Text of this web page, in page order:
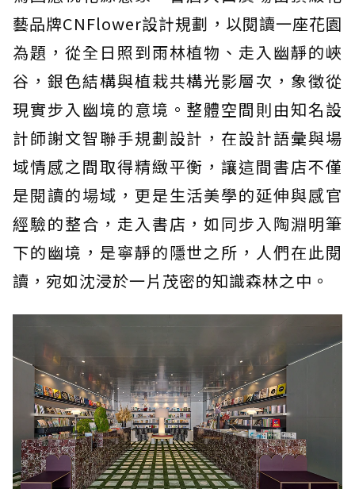
藝品牌CNFlower設計規劃，以閱讀一座花園
為題，從全日照到雨林植物、走入幽靜的峽
谷，銀色結構與植栽共構光影層次，象徵從
現實步入幽境的意境。整體空間則由知名設
計師謝文智聯手規劃設計，在設計語彙與場
域情感之間取得精緻平衡，讓這間書店不僅
是閱讀的場域，更是生活美學的延伸與感官
經驗的整合，走入書店，如同步入陶淵明筆
下的幽境，是寧靜的隱世之所，人們在此閱
讀，宛如沈浸於一片茂密的知識森林之中。